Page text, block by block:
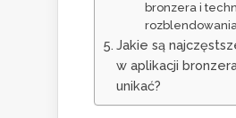
bronzera i
Jakie są
w aplikacji
unikać?